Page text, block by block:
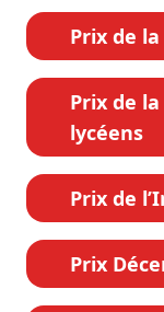
Prix de
Prix de
lycéens
Prix de
Prix